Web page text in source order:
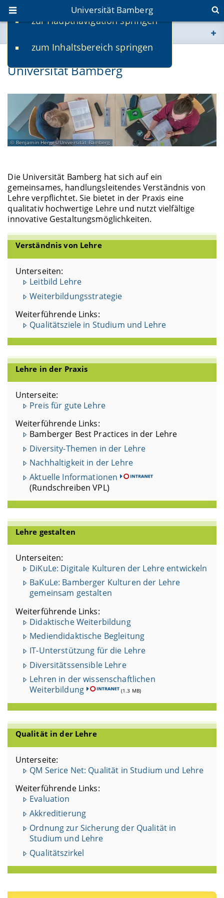
zur Hauptnavigation springen
zum Inhaltsbereich springen
Universität Bamberg
www.uni-bamberg.de
univis.uni-bamberg.de
fis.uni-bamberg.de
Lehre an der Otto-Friedrich-
Universität Bamberg
Benjamin Herges/Universität Bamberg
Die Universität Bamberg hat sich auf ein
gemeinsames, handlungsleitendes Verständnis von
Lehre verpflichtet. Sie bietet in der Praxis eine
qualitativ hochwertige Lehre und nutzt vielfältige
innovative Gestaltungsmöglichkeiten.
Verständnis von Lehre
Unterseiten:
Leitbild Lehre
Weiterbildungsstrategie
Weiterführende Links:
Qualitätsziele in Studium und Lehre
Lehre in der Praxis
Unterseite:
Preis für gute Lehre
Weiterführende Links:
Bamberger Best Practices in der Lehre
Diversity-Themen in der Lehre
Nachhaltigkeit in der Lehre
Aktuelle Informationen
(Rundschreiben VPL)
Lehre gestalten
Unterseiten:
DiKuLe: Digitale Kulturen der Lehre entwickeln
BaKuLe: Bamberger Kulturen der Lehre
gemeinsam gestalten
Weiterführende Links:
Didaktische Weiterbildung
Mediendidaktische Begleitung
IT-Unterstützung für die Lehre
Diversitätssensible Lehre
Lehren in der wissenschaftlichen
Weiterbildung
(1.3 MB)
Qualität in der Lehre
Unterseite:
QM Serice Net: Qualität in Studium und Lehre
Weiterführende Links:
Evaluation
Akkreditierung
Ordnung zur Sicherung der Qualität in
Studium und Lehre
Qualitätszirkel